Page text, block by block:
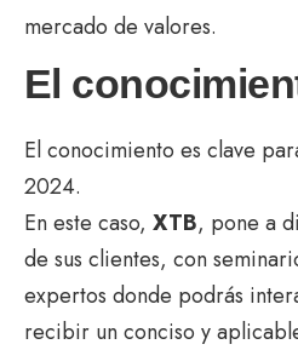
mercado de valores.
El
El conocimiento es clave
2024.
En este caso, XTB, pone a
de sus clientes, con
expertos donde podrás
recibir un conciso y